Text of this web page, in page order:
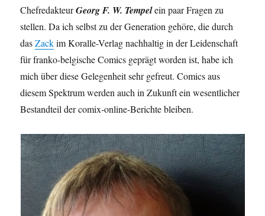
ChefredakteurGeorg F. W. Tempelein paar Fragen zu
stellen. Da ich selbst zu der Generation gehöre, die durch
dasZackim Koralle-Verlag nachhaltig in der Leidenschaft
für franko-belgische Comics geprägt worden ist, habe ich
mich über diese Gelegenheit sehr gefreut. Comics aus
diesem Spektrum werden auch in Zukunft ein wesentlicher
Bestandteil der comix-online-Berichte bleiben.